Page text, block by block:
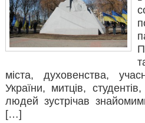
міста, духовенства,
України, митців,
людей зустрічав
[…]